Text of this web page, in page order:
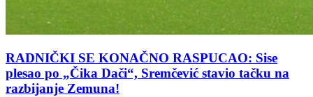
RADNIČKI SE KONAČNO RASPUCAO: Sise
plesao po „Čika Dači“, Sremčević stavio tačku na
razbijanje Zemuna!